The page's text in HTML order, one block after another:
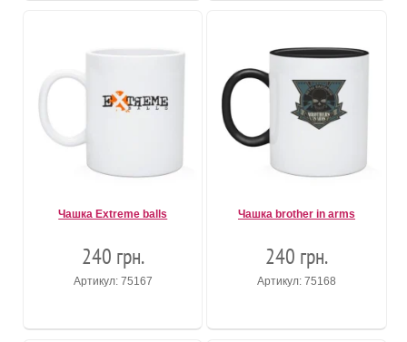
Чашка Extreme balls
240 грн.
Артикул: 75167
Чашка brother in arms
240 грн.
Артикул: 75168